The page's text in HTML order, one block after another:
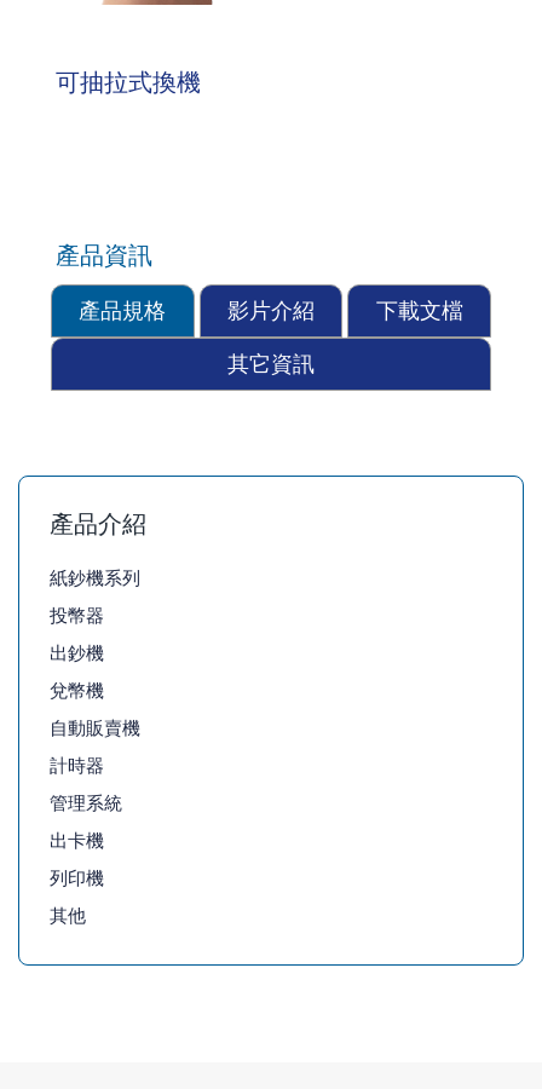
可抽拉式換機
產品資訊
產品規格 影片介紹 下載文檔
其它資訊
產品介紹
紙鈔機系列
投幣器
出鈔機
兌幣機
自動販賣機
計時器
管理系統
出卡機
列印機
其他